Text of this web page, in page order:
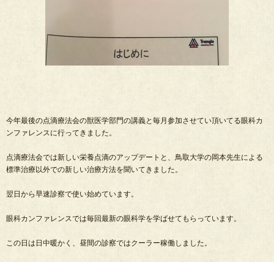
今年最後の点滴療法会の獣医学部門の講義と毎月参加させてい頂いてる眼科カ
ンファレンスに行ってきました。
点滴療法会では新しい栄養点滴のアップデートと、鳥取大学の岡本先生による
標準治療以外での新しい治療方法を聞いてきました。
翌日から早速診察で使い始めています。
眼科カンファレンスでは毎回最新の眼科学を学ばせてもらっています。
この日は日中暖かく、昼間の診察ではクーラー稼働しました。